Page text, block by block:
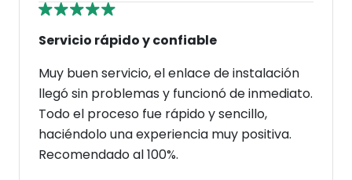
Servicio rápido y confiable
Muy buen servicio, el enlace de instalación
llegó sin problemas y funcionó de inmediato.
Todo el proceso fue rápido y sencillo,
haciéndolo una experiencia muy positiva.
Recomendado al 100%.